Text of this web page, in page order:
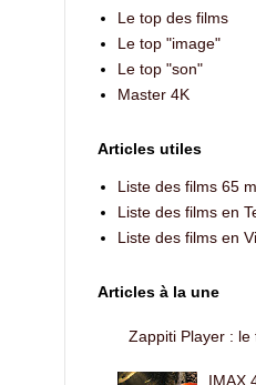
Le top des films
Le top "image"
Le top "son"
Master 4K
Articles utiles
Liste des films 65
Liste des films en
Liste des films en
Articles à la une
Zappiti Player : le
IMAX